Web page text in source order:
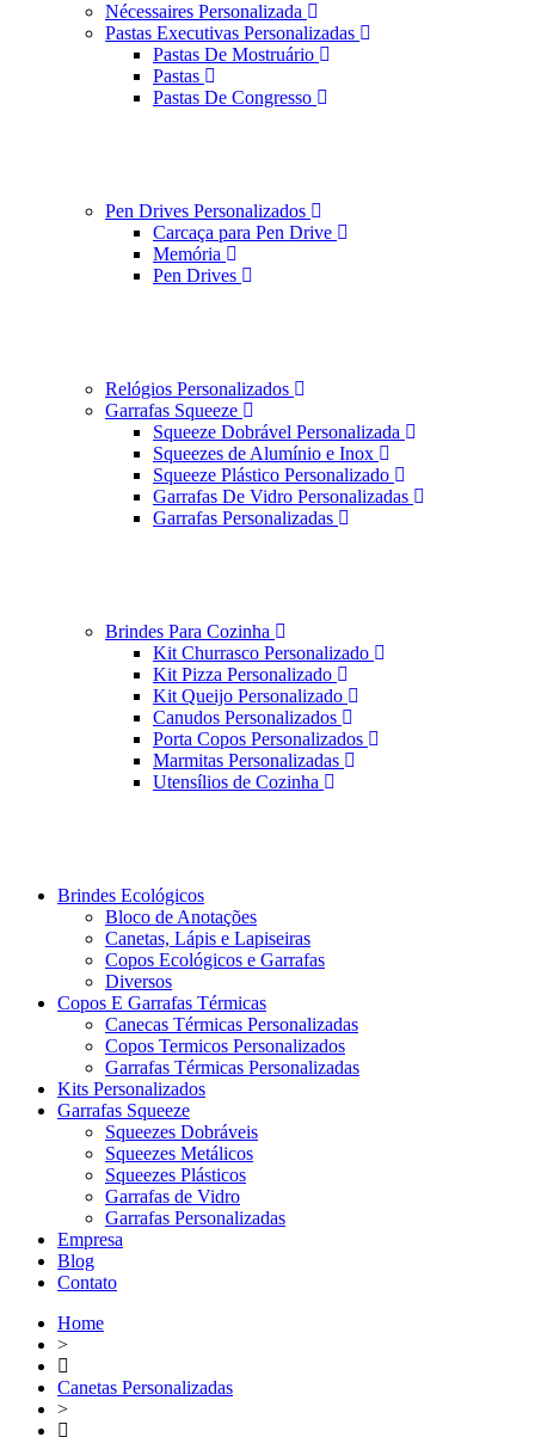
Nécessaires Personalizada
Pastas Executivas Personalizadas
Pastas De Mostruário
Pastas
Pastas De Congresso
Pen Drives Personalizados
Carcaça para Pen Drive
Memória
Pen Drives
Relógios Personalizados
Garrafas Squeeze
Squeeze Dobrável Personalizada
Squeezes de Alumínio e Inox
Squeeze Plástico Personalizado
Garrafas De Vidro Personalizadas
Garrafas Personalizadas
Brindes Para Cozinha
Kit Churrasco Personalizado
Kit Pizza Personalizado
Kit Queijo Personalizado
Canudos Personalizados
Porta Copos Personalizados
Marmitas Personalizadas
Utensílios de Cozinha
Brindes Ecológicos
Bloco de Anotações
Canetas, Lápis e Lapiseiras
Copos Ecológicos e Garrafas
Diversos
Copos E Garrafas Térmicas
Canecas Térmicas Personalizadas
Copos Termicos Personalizados
Garrafas Térmicas Personalizadas
Kits Personalizados
Garrafas Squeeze
Squeezes Dobráveis
Squeezes Metálicos
Squeezes Plásticos
Garrafas de Vidro
Garrafas Personalizadas
Empresa
Blog
Contato
Home
>
Canetas Personalizadas
>